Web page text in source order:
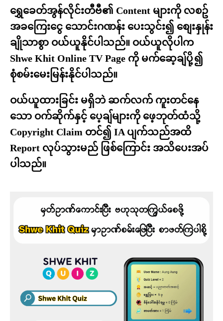
ရွှေခေတ်အွန်လိုင်းတီဗီ၏ Content များကို လစဥ်
အခကြေးငွေ သောင်းဂဏန်း ပေးသွင်း၍ စျေးနှုန်း
ချိုသာစွာ ဝယ်ယူနိုင်ပါသည်။ ဝယ်ယူလိုပါက
Shwe Khit Online TV Page ကို မက်ဆေ့ချ်ပို့၍
စုံစမ်းမေးမြန်းနိုင်ပါသည်။
ဝယ်ယူထားခြင်း မရှိဘဲ ဆက်လက် ကူးတင်နေ
သော ဝက်ဆိုက်နှင့် ပေ့ချ်များကို ဖေ့ဘုတ်ထံသို့
Copyright Claim တင်၍ IA ပျက်သည်အထိ
Report လုပ်သွားမည် ဖြစ်ကြောင်း အသိပေးအပ်
ပါသည်။